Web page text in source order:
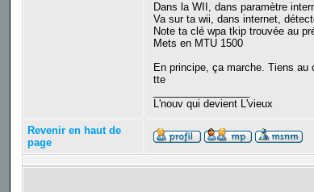
Dans la WII, dans paramètre
Va sur ta wii, dans internet,
Note ta clé wpa tkip trouvée au
Mets en MTU 1500
En principe, ça marche. Tiens au
tte
L'nouv qui devient L'vieux
Revenir en haut de
page